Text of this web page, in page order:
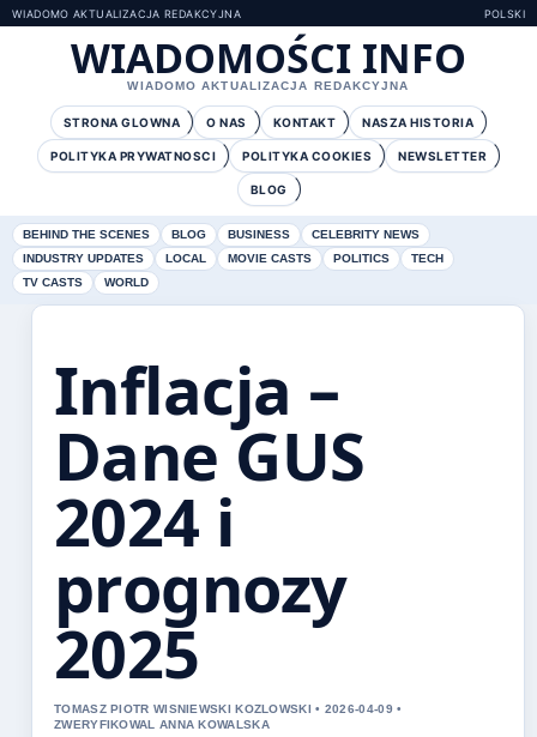
WIADOMO AKTUALIZACJA REDAKCYJNA POLSKI
WIADOMOŚCI INFO
WIADOMO AKTUALIZACJA REDAKCYJNA
STRONA GLOWNA O NAS KONTAKT NASZA HISTORIA
POLITYKA PRYWATNOSCI POLITYKA COOKIES NEWSLETTER
BLOG
BEHIND THE SCENES BLOG BUSINESS
CELEBRITY NEWS
INDUSTRY UPDATES
LOCAL MOVIE CASTS POLITICS
TECH
TV CASTS
WORLD
Inflacja –
Dane GUS
2024 i
prognozy
2025
TOMASZ PIOTR WISNIEWSKI KOZLOWSKI • 2026-04-09 •
ZWERYFIKOWAL ANNA KOWALSKA